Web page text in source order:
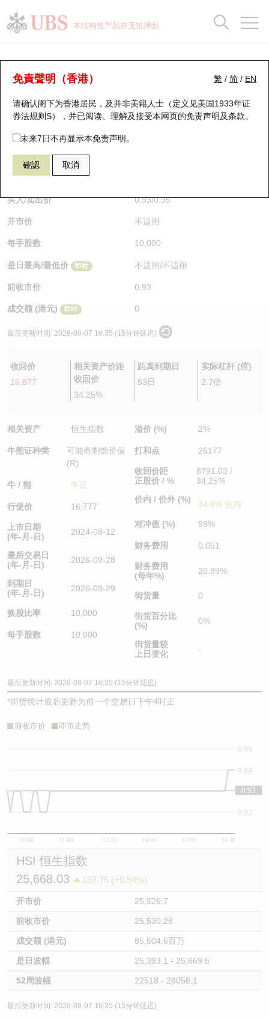
本结构性产品并无抵押品
繁 / 简 / EN
免責聲明（香港）
请确认阁下为香港居民，及并非美籍人士（定义见美国1933年证
券法规则S），并已阅读、理解及接受本网页的免责声明及条款。
未来7日不再显示本免责声明。
確認 取消
牛熊证分析仪
表现 街货统计 比较
66746 瑞银牛证 HSI 恒生指数
$0.94 0.01 (+1.07%)
买入/卖出价 0.93/0.95
开市价 不适用
每手股数 10,000
是日最高/最低价 即时 不适用/不适用
前收市价 0.93
成交额 (港元) 即时 0
最后更新时间: 2026-08-07 16:35 (15分钟延迟)
收回价
16,877
相关资产价距
收回价
34.25%
距离到期日
53日
实际杠杆 (倍)
2.7倍
相关资产 恒生指数
牛熊证种类
可能有剩馀价值
(R)
牛 / 熊 牛证
行使价 16,777
上市日期
(年-月-日)
2024-08-12
最后交易日
(年-月-日)
2026-09-28
到期日
(年-月-日)
2026-09-29
换股比率 10,000
每手股数 10,000
溢价 (%) 2%
打和点 26177
收回价距
正股价 / %
8791.03 /
34.25%
价内 / 价外 (%)
34.6% 价内
对冲值 (%) 99%
财务费用 0.051
财务费用
(每年%)
20.89%
街货量 0
街货百分比
(%)
0%
街货量较
上日变化
-
最后更新时间: 2026-08-07 16:35 (15分钟延迟)
*街货统计最后更新为前一个交易日下午4时正
前收市价 即市走势
10:00 11:00 12/13 14:00 15:00 16:00
0.92
0.93
0.94
0.95
0.93
HSI 恒生指数
25,668.03
137.75 (+0.54%)
开市价 25,526.7
前收市价 25,530.28
成交额 (港元) 85,504.6百万
是日波幅 25,393.1 - 25,669.5
52周波幅 22518 - 28056.1
最后更新时间: 2026-08-07 16:35 (15分钟延迟)
瑞银认股证一览
新发行瑞银认股证
即将到期认股证
认股证到期结算价查找
认股证分析仪
认股证速算机
认股证/牛熊证日志
认股证文件及公告
街货统计
比较
牛熊全景快搜
牛熊证搜寻
牛熊证街货分布图
正股牛熊证列表
新发行瑞银牛熊证
已收回牛熊证剩余价值
牛熊证到期结算价查找
牛熊证分析仪
牛熊证文件及公告
街货统计
比较
十大升幅/跌幅
十大认股证成交分布
十天股证占大市成交
资金流
街货统计
三十大平均引伸波幅
正股分析仪
二十大活跃股份
恒指成份股
国指成份股
科指成份股
相关资产沽空
中资ETFs溢价比较
AH 股价对照
持股比重
显示所有持股比重
每月轮证大市专题
轮证专栏
讲座及教育短片
认股证投资者教育
牛熊证投资者教育
认股证牛熊证常问问题